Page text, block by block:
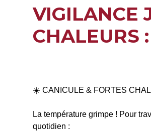
VIGILANCE
CHALEURS
☀️ CANICULE & FORTES
La température grimpe ! Pour
quotidien :